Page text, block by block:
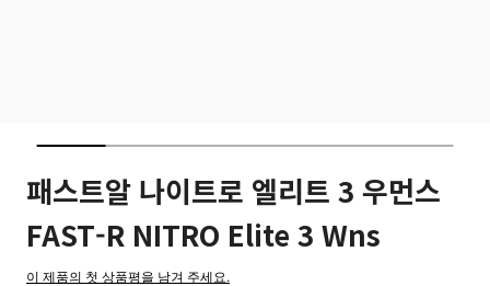
패스트알 나이트로 엘리트 3 우먼스
FAST-R NITRO Elite 3 Wns
이 제품의 첫 상품평을 남겨 주세요.